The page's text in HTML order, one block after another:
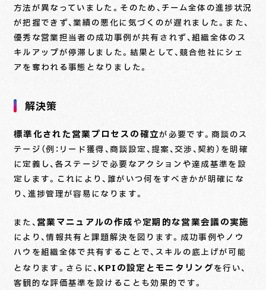
方法が異なっていました。そのため、チーム全体の進捗状況
が把握できず、業績の悪化に気づくのが遅れました。また、
優秀な営業担当者の成功事例が共有されず、組織全体のス
キルアップが停滞しました。結果として、競合他社にシェ
アを奪われる事態となりました。
解決策
標準化された営業プロセスの確立が必要です。商談のス
テージ（例：リード獲得、商談設定、提案、交渉、契約）を明確
に定義し、各ステージで必要なアクションや達成基準を設
定します。これにより、誰がいつ何をすべきかが明確にな
り、進捗管理が容易になります。
また、 営業マニュアルの作成や定期的な営業会議の実施
により、情報共有と課題解決を図ります。成功事例やノウ
ハウを組織全体で共有することで、スキルの底上げが可能
となります。さらに、 KPIの設定とモニタリングを行い、
客観的な評価基準を設けることも効果的です。